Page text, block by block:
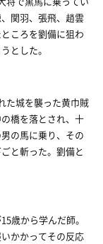
関羽、張飛、趙雲
ころを劉備に狙わ
とした。
た城を襲った黄巾賊
橋を落とされ、十
の馬に乗り、その
と斬った。劉備と
歳から学んだ師。
かかってその反応